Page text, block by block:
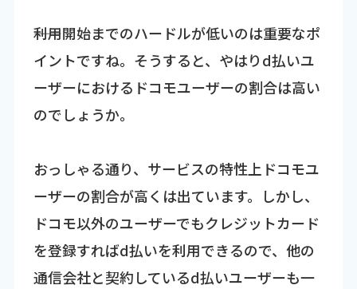
――利用開始までのハードルが低いのは重要なポ
イントですね。そうすると、やはりd払いユ
ーザーにおけるドコモユーザーの割合は高い
のでしょうか。
おっしゃる通り、サービスの特性上ドコモユ
ーザーの割合が高くは出ています。しかし、
ドコモ以外のユーザーでもクレジットカード
を登録すればd払いを利用できるので、他の
通信会社と契約しているd払いユーザーも一